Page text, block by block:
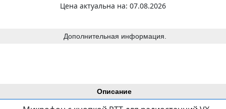
Описание
Цена актуальна на: 07.08.2026
Дополнительная информация.